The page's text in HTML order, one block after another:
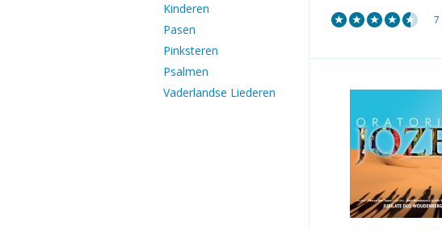
Kinderen
Pasen
Pinksteren
Psalmen
Vaderlandse Liederen
7